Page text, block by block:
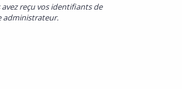
reçu vos identifiants de
administrateur.